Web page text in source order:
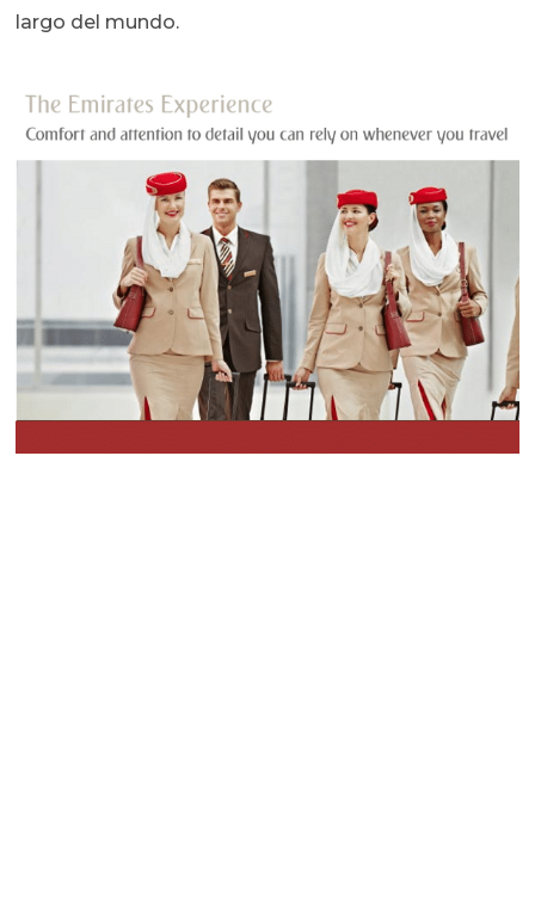
largo del mundo.